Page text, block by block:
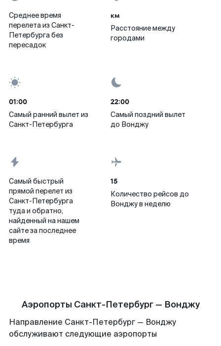
Среднее время
перелета из Санкт-
Петербурга без
пересадок
км
Расстояние между
городами
01:00
Самый ранний вылет из
Санкт-Петербурга
22:00
Самый поздний вылет
до Вонджу
Самый быстрый
прямой перелет из
Санкт-Петербурга
туда и обратно,
найденный на нашем
сайте за последнее
время
15
Количество рейсов до
Вонджу в неделю
Аэропорты Санкт-Петербург — Вонджу
Направление Санкт-Петербург — Вонджу
обслуживают следующие аэропорты